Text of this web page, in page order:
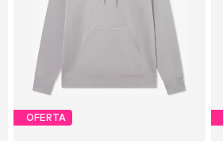
OFERTA